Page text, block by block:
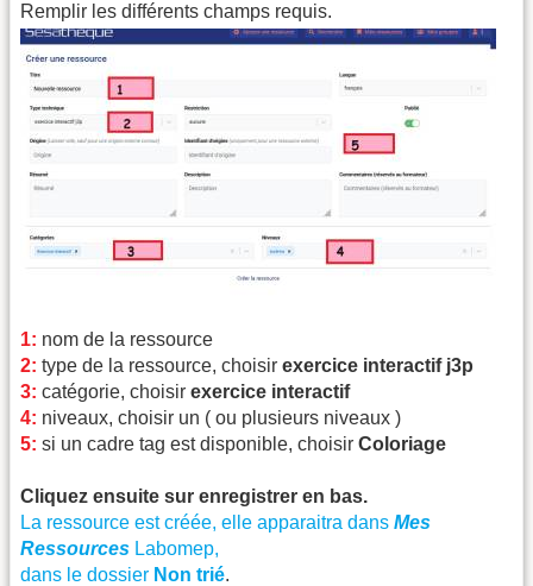
Remplir les différents champs requis.
1: nom de la ressource
2: type de la ressource, choisir exercice interactif j3p
3: catégorie, choisir exercice interactif
4: niveaux, choisir un ( ou plusieurs niveaux )
5: si un cadre tag est disponible, choisir Coloriage
Cliquez ensuite sur enregistrer en bas.
La ressource est créée, elle apparaitra dans Mes
Ressources Labomep,
dans le dossier Non trié.